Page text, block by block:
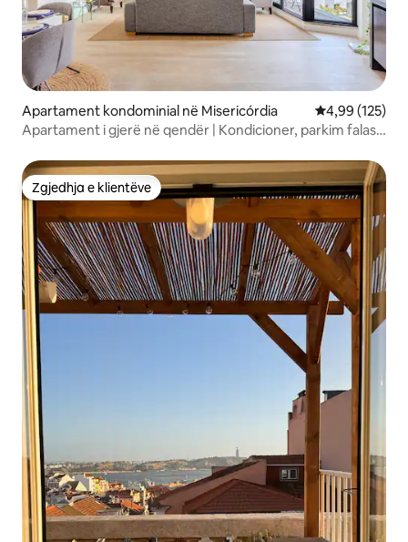
Apartament kondominial në Misericórdia Vlerësimi
4,99 (125)
Apartament i gjerë në qendër | Kondicioner, parkim falas
Zgjedhja e klientëve
Zgjedhja e klientëve